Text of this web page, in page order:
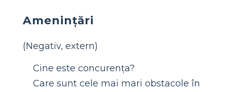
Amenințări
(Negativ, extern)
Cine este concurența?
Care sunt cele mai mari obstacole în